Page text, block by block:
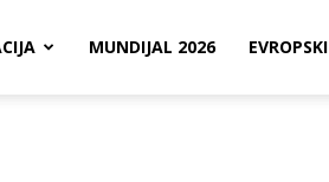
MUNDIJAL 2026 EVROPSKI